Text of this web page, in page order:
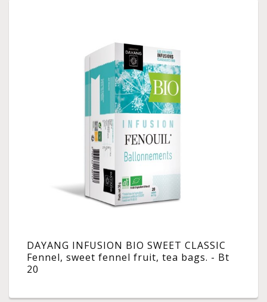
DAYANG INFUSION BIO SWEET CLASSIC
Fennel, sweet fennel fruit, tea bags. - Bt
20